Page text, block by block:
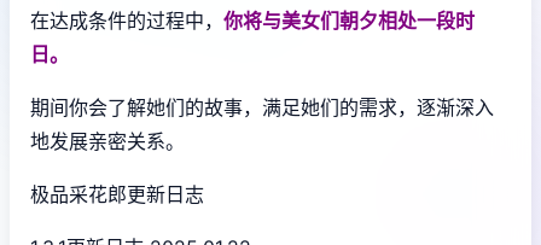
在达成条件的过程中， 你将与美女们朝夕相处一段时
日。
期间你会了解她们的故事，满足她们的需求，逐渐深入
地发展亲密关系。
极品采花郎更新日志